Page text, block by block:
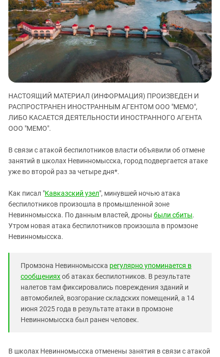
ЗАСТАВЛЯЕТ
КАВКАЗ ЗА ПАЛЕСТИНУ
ИНАКОМЫСЛИЕ В ЧЕЧНЕ
ПРЕСЛЕДОВАНИЕ АКТИВИСТОВ
МОБИЛИЗАЦИЯ И ПРОТЕСТЫ
Дагестан
Ингушетия
Кабардино-Балкария
Калмыкия
Карачаево-Черкесия
Краснодарский край
Нагорный Карабах
Российская Федерация
Ростовская область
Северная Осетия - Алания
СКФО
Ставропольский край
Чечня
Южная Осетия
ЮФО
НАСТОЯЩИЙ МАТЕРИАЛ (ИНФОРМАЦИЯ) ПРОИЗВЕДЕН И
РАСПРОСТРАНЕН ИНОСТРАННЫМ АГЕНТОМ ООО "МЕМО",
ЛИБО КАСАЕТСЯ ДЕЯТЕЛЬНОСТИ ИНОСТРАННОГО АГЕНТА
ООО "МЕМО".
В связи с атакой беспилотников власти объявили об отмене
занятий в школах Невинномысска, город подвергается атаке
уже во второй раз за четыре дня*.
Как писал "Кавказский узел", минувшей ночью атака
беспилотников произошла в промышленной зоне
Невинномысска. По данным властей, дроны были сбиты.
Утром новая атака беспилотников произошла в промзоне
Невинномысска.
Промзона Невинномысска регулярно упоминается в
сообщенияхоб атаках беспилотников. В результате
налетов там фиксировались повреждения зданий и
автомобилей, возгорание складских помещений, а 14
июня 2025 года в результате атаки в промзоне
Невинномысска был ранен человек.
В школах Невинномысска отменены занятия в связи с атакой